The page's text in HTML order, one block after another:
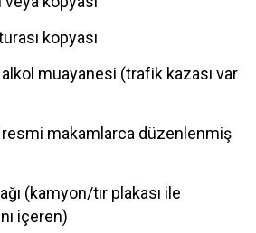
kopyası
muayanesi (trafik kazası var
makamlarca düzenlenmiş
(kamyon/tır plakası ile
içeren)